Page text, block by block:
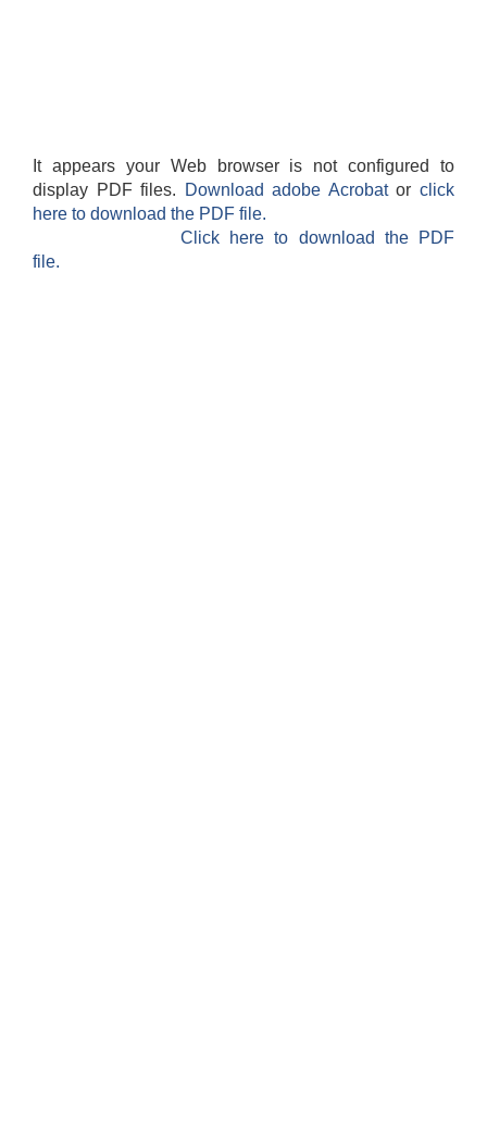
It appears your Web browser is not configured to
display PDF files.
Download adobe Acrobatorclick
here to download the PDF file.
Click here to download the PDF
file.